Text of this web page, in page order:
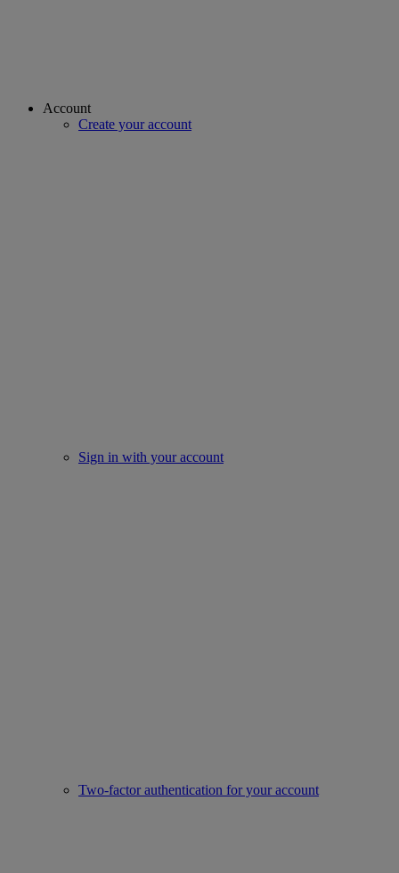
Account
Create your account
Sign in with your account
Two-factor authentication for your account